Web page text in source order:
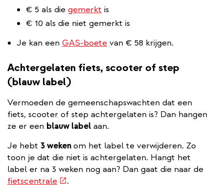
€ 5 als die gemerkt is
€ 10 als die niet gemerkt is
Je kan een GAS-boete van € 58 krijgen.
Achtergelaten fiets, scooter of step
(blauw label)
Vermoeden de gemeenschapswachten dat een
fiets, scooter of step achtergelaten is? Dan hangen
ze er een blauw label aan.
Je hebt 3 wekenom het label te verwijderen. Zo
toon je dat die niet is achtergelaten. Hangt het
label er na 3 weken nog aan? Dan gaat die naar de
fietscentrale(externe
.